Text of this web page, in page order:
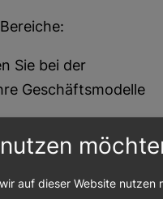
Sie bei der
Geschäftsmodelle
der Digitalisierung
neuer
zu nutzen.
auf dieser Website nutzen